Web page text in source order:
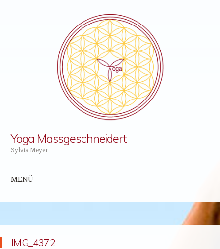
Yoga Massgeschneidert
Sylvia Meyer
MENÜ
IMG_4372